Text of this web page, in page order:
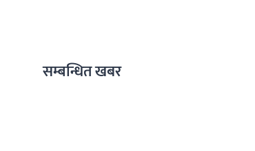
सम्बन्धित खबर